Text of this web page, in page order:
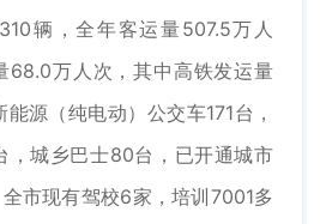
辆，全年客运量507.5万人
68.0万人次，其中高铁发运量
源（纯电动）公交车171台，
，城乡巴士80台，已开通城市
市现有驾校6家，培训7001多